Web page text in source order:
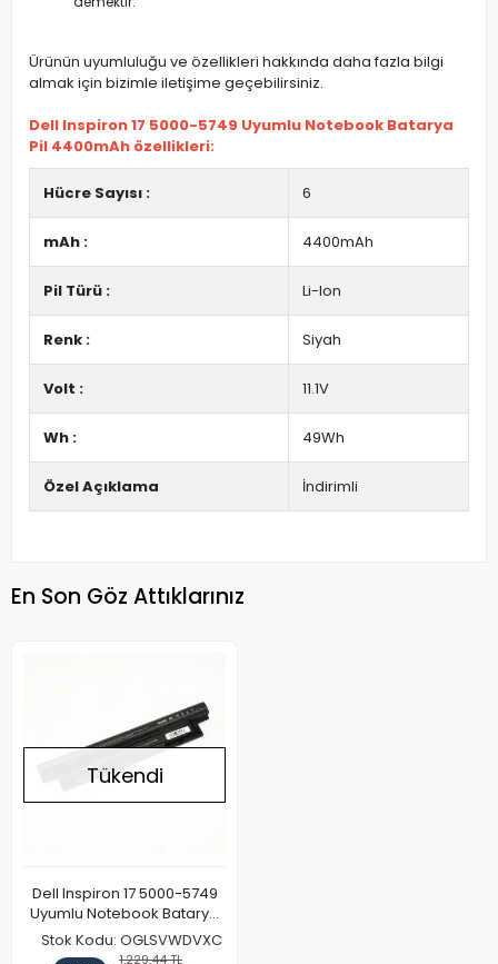
Ürünün uyumluluğu ve özellikleri hakkında daha fazla bilgi
almak için bizimle iletişime geçebilirsiniz.
Dell Inspiron 17 5000-5749 Uyumlu Notebook Batarya
Pil 4400mAh özellikleri:
Hücre Sayısı : 6
mAh : 4400mAh
Pil Türü : Li-Ion
Renk : Siyah
Volt : 11.1V
Wh : 49Wh
Özel Açıklama İndirimli
En Son Göz Attıklarınız
Tükendi
Dell Inspiron 17 5000-5749
Uyumlu Notebook Batarya
Pil 4400mAh
Stok Kodu: OGLSVWDVXC
1.229,44 TL